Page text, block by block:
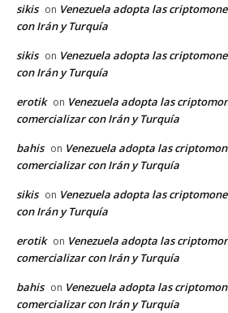
sikis on Venezuela adopta las
con Irán y Turquía
sikis on Venezuela adopta las
con Irán y Turquía
erotik on Venezuela adopta las
comercializar con Irán y Turquía
bahis on Venezuela adopta las
comercializar con Irán y Turquía
sikis on Venezuela adopta las
con Irán y Turquía
erotik on Venezuela adopta las
comercializar con Irán y Turquía
bahis on Venezuela adopta las
comercializar con Irán y Turquía